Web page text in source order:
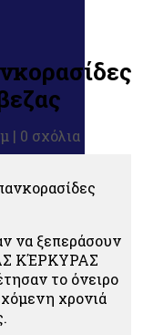
| 0 σχόλια
να ξεπεράσουν
ΑΣ ΚΈΡΚΥΡΑΣ
το όνειρο
χρονιά